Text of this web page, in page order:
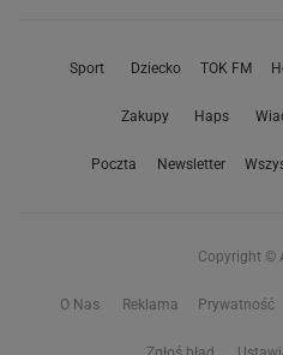
Sport Dziecko TOK FM
Zakupy Haps
Poczta Newsletter
Copyright ©
O Nas Reklama Prywatność